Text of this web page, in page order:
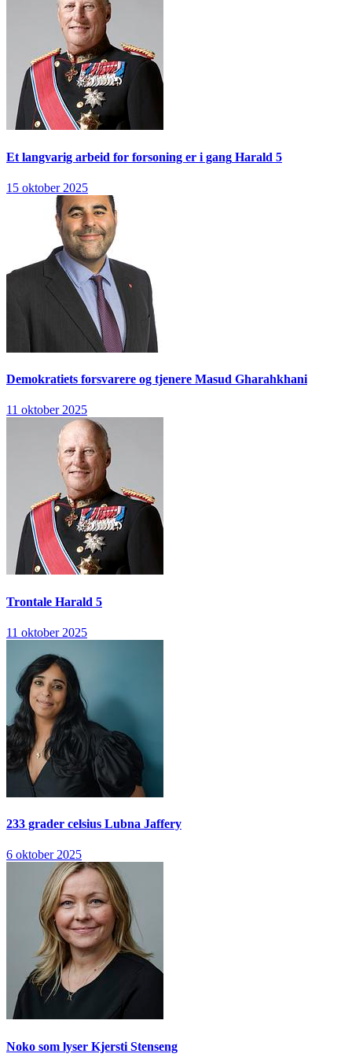
Et langvarig arbeid for forsoning er i gang Harald 5
15 oktober 2025
Demokratiets forsvarere og tjenere Masud Gharahkhani
11 oktober 2025
Trontale Harald 5
11 oktober 2025
233 grader celsius Lubna Jaffery
6 oktober 2025
Noko som lyser Kjersti Stenseng